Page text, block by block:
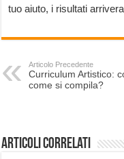
tuo aiuto, i risultati
Articolo Precedente
Curriculum Artistico:
come si compila?
Articoli correlati